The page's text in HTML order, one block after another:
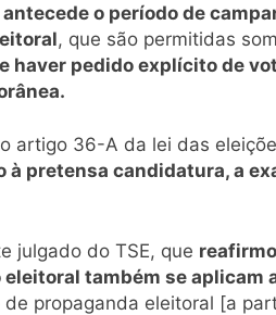
o período de
, que são permitidas
haver pedido explícito de
artigo 36-A da lei das
pretensa candidatura, a
julgado do TSE, que
também se aplicam
propaganda eleitoral [a